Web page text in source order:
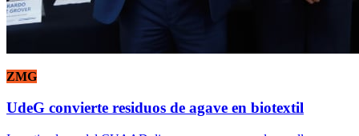
ZMG
UdeG convierte residuos de agave en biotextil